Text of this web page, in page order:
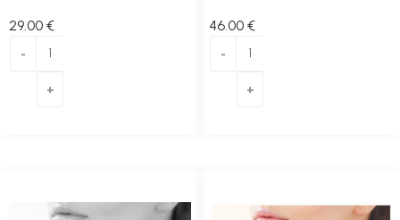
29.00 € 46.00 €